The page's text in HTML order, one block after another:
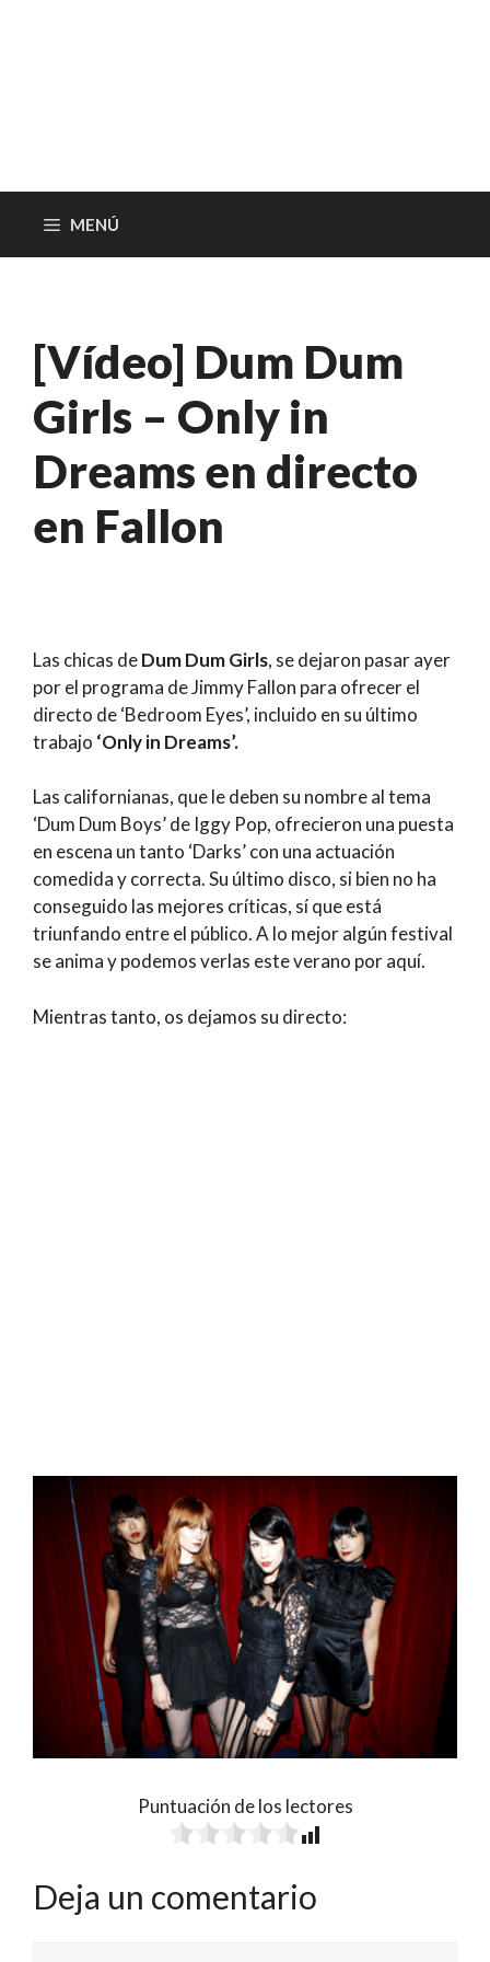
MENÚ
[Vídeo] Dum Dum
Girls – Only in
Dreams en directo
en Fallon
Las chicas deDum Dum Girls, se dejaron pasar ayer
por el programa de Jimmy Fallon para ofrecer el
directo de ‘Bedroom Eyes’, incluido en su último
trabajo ‘Only in Dreams’.
Las californianas, que le deben su nombre al tema
‘Dum Dum Boys’ de Iggy Pop, ofrecieron una puesta
en escena un tanto ‘Darks’ con una actuación
comedida y correcta. Su último disco, si bien no ha
conseguido las mejores críticas, sí que está
triunfando entre el público. A lo mejor algún festival
se anima y podemos verlas este verano por aquí.
Mientras tanto, os dejamos su directo:
Puntuación de los lectores
Deja un comentario